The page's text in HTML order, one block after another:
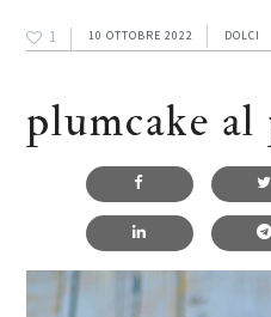
1 10 OTTOBRE 2022 DOLCI
plumcake